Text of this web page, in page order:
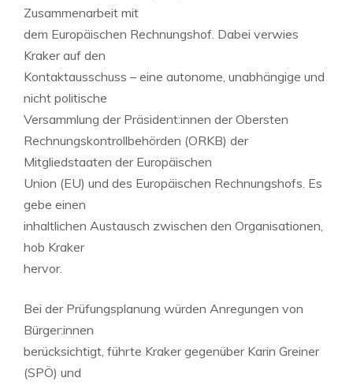
Zusammenarbeit mit
dem Europäischen Rechnungshof. Dabei verwies
Kraker auf den
Kontaktausschuss – eine autonome, unabhängige und
nicht politische
Versammlung der Präsident:innen der Obersten
Rechnungskontrollbehörden (ORKB) der
Mitgliedstaaten der Europäischen
Union (EU) und des Europäischen Rechnungshofs. Es
gebe einen
inhaltlichen Austausch zwischen den Organisationen,
hob Kraker
hervor.
Bei der Prüfungsplanung würden Anregungen von
Bürger:innen
berücksichtigt, führte Kraker gegenüber Karin Greiner
(SPÖ) und